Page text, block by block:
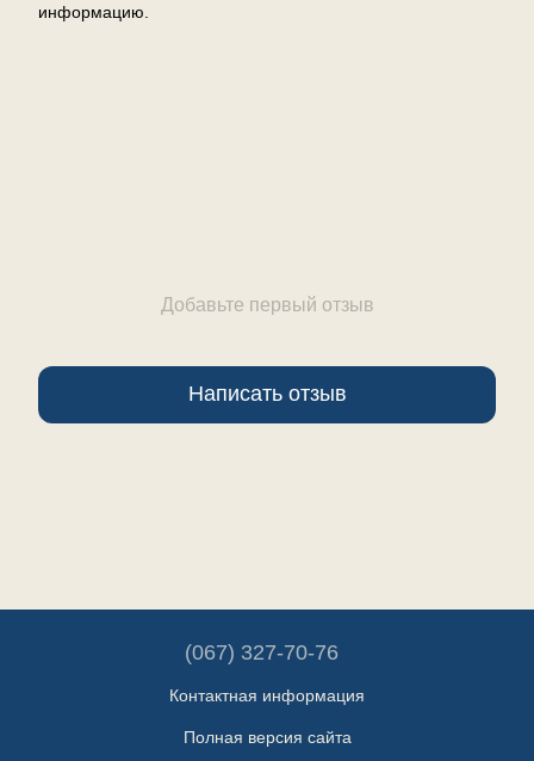
информацию.
Добавьте первый отзыв
Написать отзыв
(067) 327-70-76
Контактная информация
Полная версия сайта